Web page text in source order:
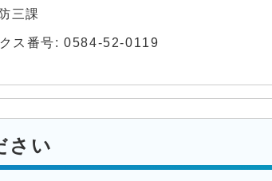
三課
ス番号: 0584-52-0119
さい